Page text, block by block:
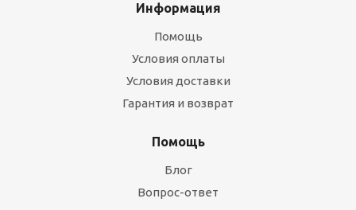
Информация
Помощь
Условия оплаты
Условия доставки
Гарантия и возврат
Помощь
Блог
Вопрос-ответ